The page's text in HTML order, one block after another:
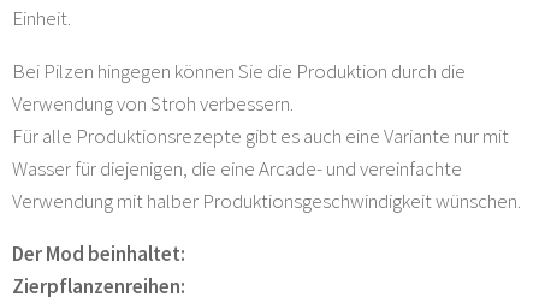
Einheit.
Bei Pilzen hingegen können Sie die Produktion durch die
Verwendung von Stroh verbessern.
Für alle Produktionsrezepte gibt es auch eine Variante nur mit
Wasser für diejenigen, die eine Arcade- und vereinfachte
Verwendung mit halber Produktionsgeschwindigkeit wünschen.
Der Mod beinhaltet:
Zierpflanzenreihen: